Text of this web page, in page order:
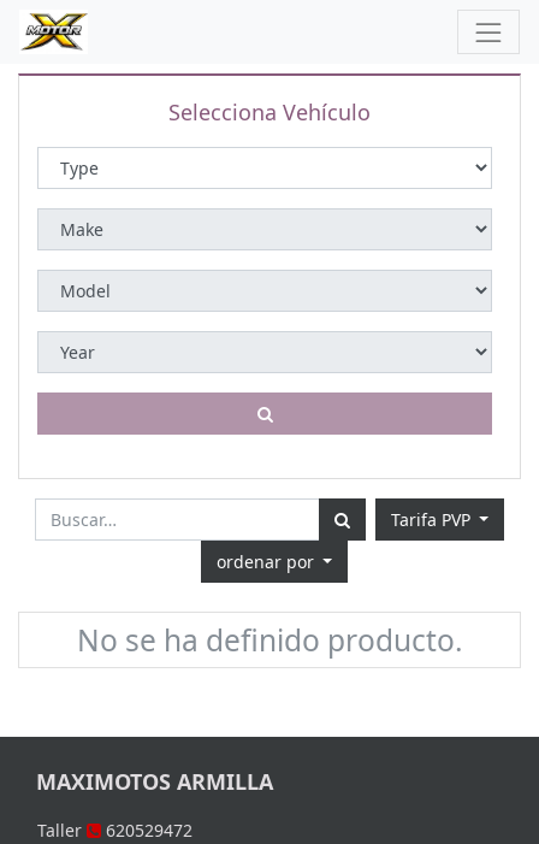
Selecciona Vehículo
Tarifa PVP
ordenar por
No se ha definido producto.
MAXIMOTOS ARMILLA
Taller 620529472